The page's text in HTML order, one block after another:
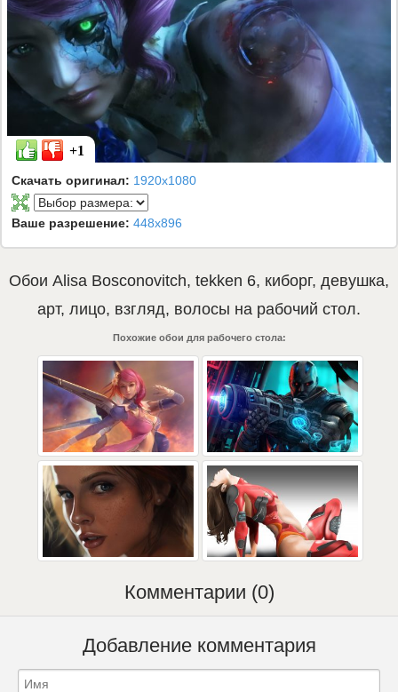
+1
Скачать оригинал: 1920x1080
Ваше разрешение: 448x896
Обои Alisa Bosconovitch, tekken 6, киборг, девушка,
арт, лицо, взгляд, волосы на рабочий стол.
Похожие обои для рабочего стола:
Комментарии (0)
Добавление комментария